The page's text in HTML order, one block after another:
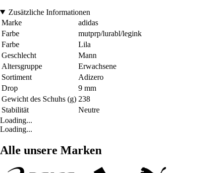
Zusätzliche Informationen
Marke
adidas
Farbe
mutprp/lurabl/legink
Farbe
Lila
Geschlecht
Mann
Altersgruppe
Erwachsene
Sortiment
Adizero
Drop
9 mm
Gewicht des Schuhs (g) 238
Stabilität
Neutre
Loading...
Loading...
Alle unsere Marken